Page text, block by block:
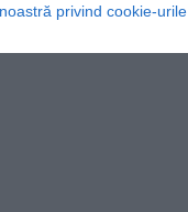
privind cookie-urile